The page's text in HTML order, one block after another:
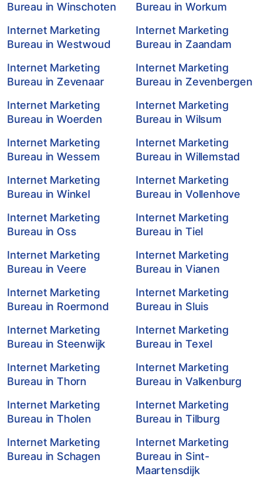
Bureau in Winschoten
Bureau in Workum
Internet Marketing
Bureau in Westwoud
Internet Marketing
Bureau in Zaandam
Internet Marketing
Bureau in Zevenaar
Internet Marketing
Bureau in Zevenbergen
Internet Marketing
Bureau in Woerden
Internet Marketing
Bureau in Wilsum
Internet Marketing
Bureau in Wessem
Internet Marketing
Bureau in Willemstad
Internet Marketing
Bureau in Winkel
Internet Marketing
Bureau in Vollenhove
Internet Marketing
Bureau in Oss
Internet Marketing
Bureau in Tiel
Internet Marketing
Bureau in Veere
Internet Marketing
Bureau in Vianen
Internet Marketing
Bureau in Roermond
Internet Marketing
Bureau in Sluis
Internet Marketing
Bureau in Steenwijk
Internet Marketing
Bureau in Texel
Internet Marketing
Bureau in Thorn
Internet Marketing
Bureau in Valkenburg
Internet Marketing
Bureau in Tholen
Internet Marketing
Bureau in Tilburg
Internet Marketing
Bureau in Schagen
Internet Marketing
Bureau in Sint-
Maartensdijk